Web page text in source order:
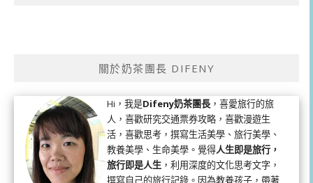
關於奶茶團長 DIFENY
Hi，我是Difeny奶茶團長 ，喜愛旅行的旅
人，喜歡研究交通票券攻略，喜歡漫遊生
活，喜歡思考，撰寫生活美學、旅行美學、
教養美學、生命美學。覺得人生即是旅行，
旅行即是人生 ，利用深度的文化思考文字，